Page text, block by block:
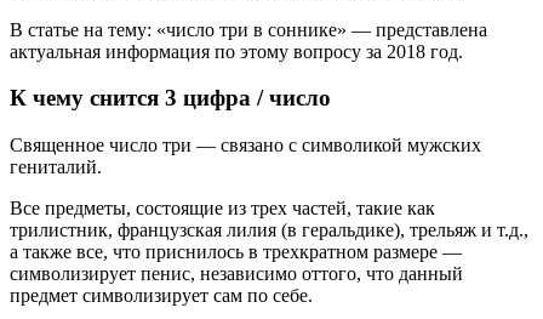
В статье на тему: «число три в соннике» — представлена
актуальная информация по этому вопросу за 2018 год.
К чему снится 3 цифра / число
Священное число три — связано с символикой мужских
гениталий.
Все предметы, состоящие из трех частей, такие как
трилистник, французская лилия (в геральдике), трельяж и т.д.,
а также все, что приснилось в трехкратном размере —
символизирует пенис, независимо оттого, что данный
предмет символизирует сам по себе.